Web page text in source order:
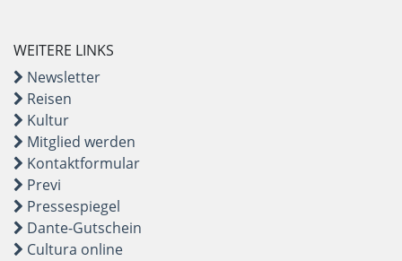
WEITERE LINKS
Newsletter
Reisen
Kultur
Mitglied werden
Kontaktformular
Previ
Pressespiegel
Dante-Gutschein
Cultura online